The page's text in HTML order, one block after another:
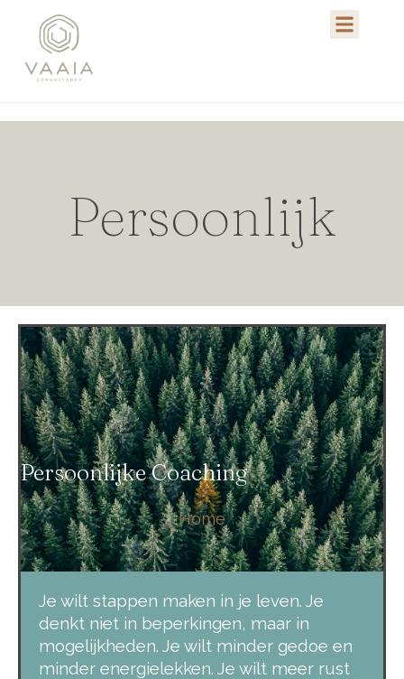
Persoonlijk
Persoonlijke Coaching
Home
Je wilt stappen maken in je leven. Je
denkt niet in beperkingen, maar in
mogelijkheden. Je wilt minder gedoe en
minder energielekken. Je wilt meer rust